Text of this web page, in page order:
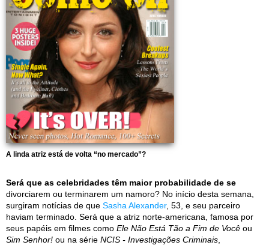
A linda atriz está de volta “no mercado”?
Será que as celebridades têm maior probabilidade de se
divorciarem ou terminarem um namoro? No início desta semana,
surgiram notícias de que Sasha Alexander, 53, e seu parceiro
haviam terminado. Será que a atriz norte-americana, famosa por
seus papéis em filmes como Ele Não Está Tão a Fim de Você ou
Sim Senhor! ou na série NCIS - Investigações Criminais